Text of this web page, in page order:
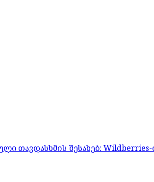
თავდასხმის შესახებ: